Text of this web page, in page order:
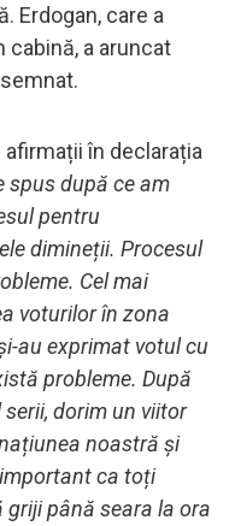
Erdogan, care a
a aruncat
în declarația
spus după ce am
pentru
dimineții. Procesul
Cel mai
voturilor în zona
au exprimat votul cu
probleme. După
dorim un viitor
noastră și
ca toți
până seara la ora